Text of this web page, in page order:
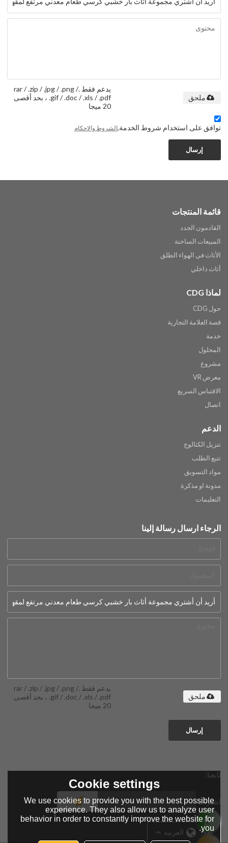
يدعم فقط .rar / .zip / .jpg / .png /
.gif / .doc / .xls / .pdf ، بحد أقصى
20 ميجا
ملحق
توافق على استخدام شروط الخدمة,الشروط والاحكام
إرسال
قائمة المنتجات
القادمون الجدد
المبيعات الساخنة
الأثاث في الهواء الطلق
أثاث داخلي
لماذا CDG
حول CDG
قصة العلامة التجارية
خدمة
المحلول
مشروع
معرض VR
الاقتباس السريع
اتصال
الدعم
تنزيل الكتالوج
تتبع الطلب
مواد التسويق
مدونة او مذكرة
التعليمات
الرجاء ارسال رسالة إلينا
يدعم فقط .rar / .zip / .jpg / .png /
.gif / .doc / .xls / .pdf ، بحد أقصى
20 ميجا
ملحق
إرسال
تابعنا:
اشتراك
لغة: العربية
Cookie settings
We use cookies to provide you with the best possible
experience. They also allow us to analyze user
behavior in order to constantly improve the website for
you.